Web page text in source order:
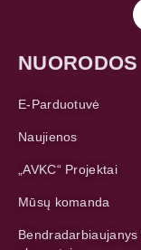
NUORODOS
E-Parduotuvė
Naujienos
„AVKC“ Projektai
Mūsų komanda